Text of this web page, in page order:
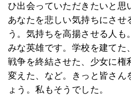
ひ出会っていただきたいと思
あなたを悲しい気持ちにさせ
う。気持ちを高揚させる人も
みな英雄です。学校を建てた
戦争を終結させた、少女に権
変えた、など。きっと皆さん
ょう。私もそうでした。